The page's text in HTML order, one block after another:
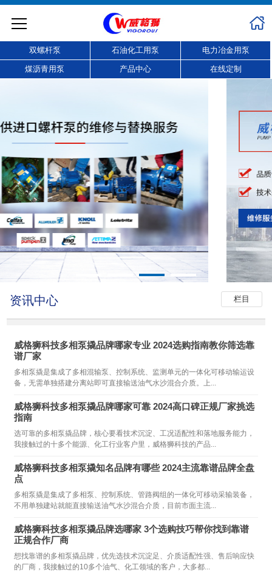
双螺杆泵 石油化工用泵 电力冶金用泵
煤沥青用泵 产品中心 在线定制
栏目
资讯中心
威格狮科技多相泵撬品牌哪家专业 2024选购指南教你筛选靠
谱厂家
多相泵撬是集成了多相混输泵、控制系统、监测单元的一体化可移动输运设
备，无需单独搭建分离站即可直接输送油气水沙混合介质。上...
威格狮科技多相泵撬品牌哪家可靠 2024高口碑正规厂家挑选
指南
选可靠的多相泵撬品牌，核心要看技术沉淀、工况适配性和落地服务能力，
我接触过的十多个能源、化工行业客户里，威格狮科技的产品...
威格狮科技多相泵撬知名品牌有哪些 2024主流靠谱品牌全盘
点
多相泵撬是集成了多相泵、控制系统、管路阀组的一体化可移动采输装备，
不用单独建站就能直接输送油气水沙混合介质，目前市面主流...
威格狮科技多相泵撬品牌选哪家 3个选购技巧帮你找到靠谱
正规合作厂商
想找靠谱的多相泵撬品牌，优先选技术沉淀足、介质适配性强、售后响应快
的厂商，我接触过的10多个油气、化工领域的客户，大多都...